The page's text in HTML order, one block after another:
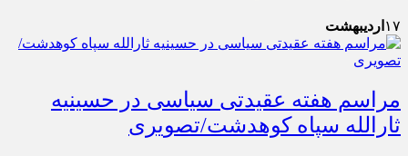
۱۷ اردیبهشت
مراسم هفته عقیدتی سیاسی در حسینیه
ثارالله سپاه کوهدشت/تصویری